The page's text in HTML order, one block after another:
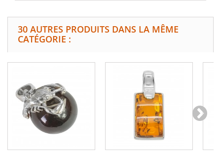
30 AUTRES PRODUITS DANS LA MÊME
CATÉGORIE :